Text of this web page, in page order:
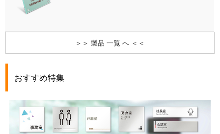
＞＞ 製品 一覧 へ ＜＜
おすすめ特集